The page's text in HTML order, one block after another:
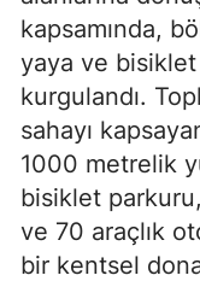
kapsamında,
yaya ve
kurgulandı.
sahayı
1000 metrelik
bisiklet
ve 70 araçlık
bir kentsel